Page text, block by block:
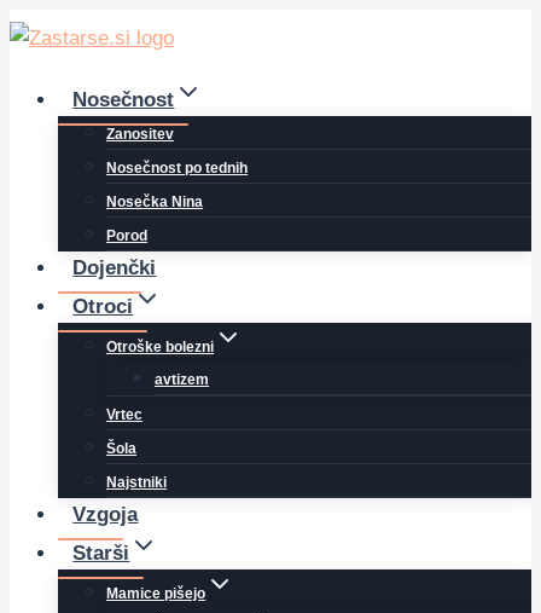
Skip
contentNosečnost
Zanositev
Nosečnost po tednih
Nosečka Nina
Porod
Dojenčki
Otroci
Otroške bolezni
avtizem
Vrtec
Šola
Najstniki
Vzgoja
Starši
Mamice pišejo